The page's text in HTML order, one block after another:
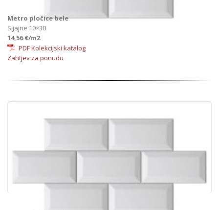
Metro pločice bele
Sijajne 10×30
14,56 €/m2
PDF Kolekcijski katalog
Zahtjev za ponudu